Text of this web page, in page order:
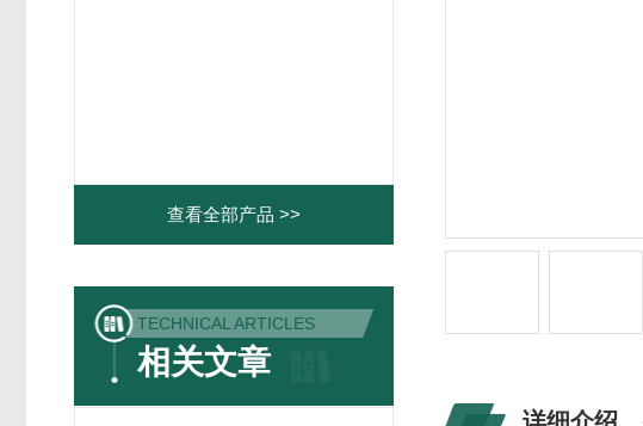
查看全部产品 >>
TECHNICAL ARTICLES
相关文章